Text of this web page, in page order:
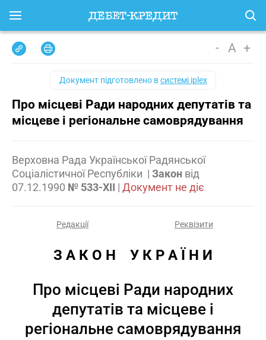
- A +
Документ підготовлено всистемі iplex
Про місцеві Ради народних депутатів та
місцеве і регіональне самоврядування
Верховна Рада Української Радянської
Соціалістичної Республіки | Закон від
07.12.1990 № 533-XII | Документ не діє
Редакції Реквізити
З А К О Н    У К Р А Ї Н И
Про місцеві Ради народних
депутатів та місцеве і
регіональне самоврядування